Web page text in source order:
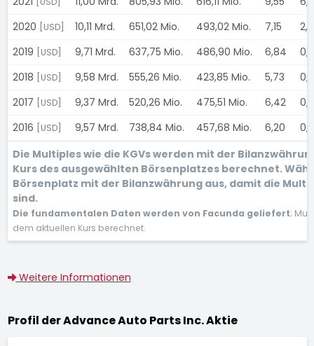
2020
[USD] 10,11 Mrd. 651,02 Mio. 493,02 Mio. 7,15
2019
[USD] 9,71 Mrd. 637,75 Mio. 486,90 Mio. 6,84
2018
[USD] 9,58 Mrd. 555,26 Mio. 423,85 Mio. 5,73
2017
[USD] 9,37 Mrd. 520,26 Mio. 475,51 Mio. 6,42
2016
[USD] 9,57 Mrd. 738,84 Mio. 457,68 Mio. 6,20
Die Multiples wie die KGVs werden mit der
Kurs des ausgewählten Börsenplatzes berechnet.
Börsenplatz mit der Bilanzwährung aus, damit die
sind.
Die fundamentalen Daten werden von Facunda geliefert;
dem aktuellen Kurs berechnet.
Weitere Informationen
Profil der Advance Auto Parts Inc. Aktie